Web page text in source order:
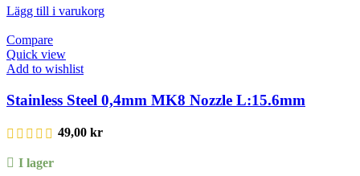
Lägg till i varukorg
Compare
Quick view
Add to wishlist
Stainless Steel 0,4mm MK8 Nozzle L:15.6mm
49,00 kr
I lager